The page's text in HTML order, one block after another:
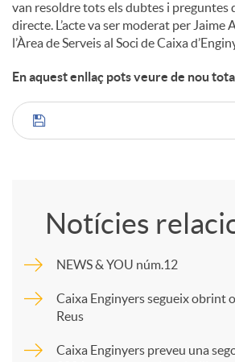
van resoldre tots els dubtes i preguntes
directe. L’acte va ser moderat per Jaime
l’Àrea de Serveis al Soci de Caixa
En aquest enllaç pots veure de nou tota
C
p
a
Notícies
NEWS & YOU núm.12
Caixa Enginyers segueix obrint
Reus
Caixa Enginyers preveu una